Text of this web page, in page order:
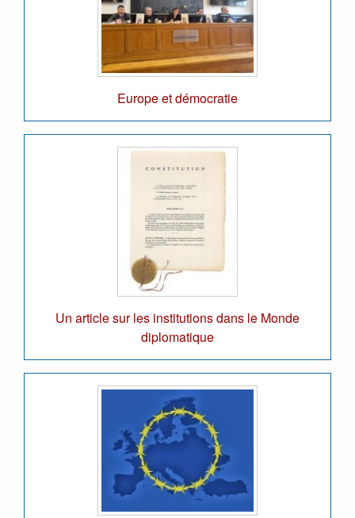
Europe et démocratie
Un article sur les institutions dans le Monde
diplomatique